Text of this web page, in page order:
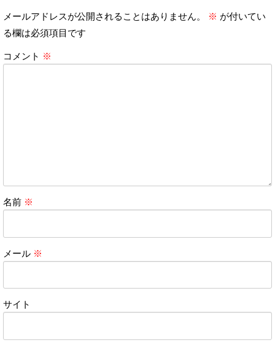
メールアドレスが公開されることはありません。 ※ が付いてい
る欄は必須項目です
コメント ※
名前 ※
メール ※
サイト